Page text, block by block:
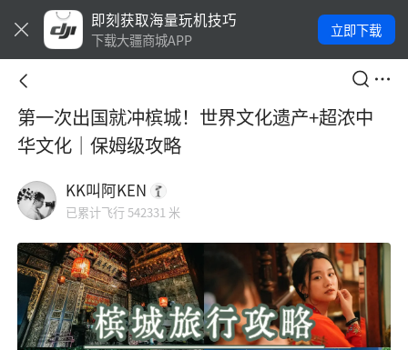
即刻获取海量玩机技巧
下载大疆商城APP
立即下载
第一次出国就冲槟城！世界文化遗产+超浓中
华文化｜保姆级攻略
KK叫阿KEN
已累计飞行 542331 米